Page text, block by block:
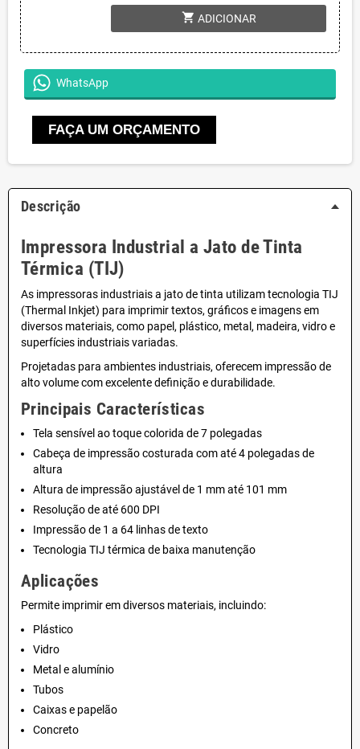
shopping_cart ADICIONAR
WhatsApp
FAÇA UM ORÇAMENTO
Descrição
Impressora Industrial a Jato de Tinta
Térmica (TIJ)
As impressoras industriais a jato de tinta utilizam tecnologia TIJ
(Thermal Inkjet) para imprimir textos, gráficos e imagens em
diversos materiais, como papel, plástico, metal, madeira, vidro e
superfícies industriais variadas.
Projetadas para ambientes industriais, oferecem impressão de
alto volume com excelente definição e durabilidade.
Principais Características
Tela sensível ao toque colorida de 7 polegadas
Cabeça de impressão costurada com até 4 polegadas de
altura
Altura de impressão ajustável de 1 mm até 101 mm
Resolução de até 600 DPI
Impressão de 1 a 64 linhas de texto
Tecnologia TIJ térmica de baixa manutenção
Aplicações
Permite imprimir em diversos materiais, incluindo:
Plástico
Vidro
Metal e alumínio
Tubos
Caixas e papelão
Concreto